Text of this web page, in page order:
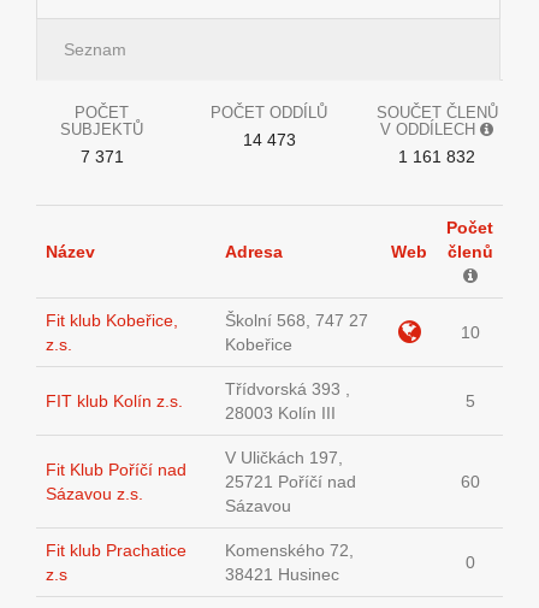
Seznam
POČET
SUBJEKTŮ
7 371
POČET ODDÍLŮ
14 473
SOUČET ČLENŮ
V ODDÍLECH
1 161 832
Název Adresa Web
Počet
členů
Fit klub Kobeřice,
z.s.
Školní 568, 747 27
Kobeřice
10
FIT klub Kolín z.s.
Třídvorská 393 ,
28003 Kolín III
5
Fit Klub Poříčí nad
Sázavou z.s.
V Uličkách 197,
25721 Poříčí nad
Sázavou
60
Fit klub Prachatice
z.s
Komenského 72,
38421 Husinec
0